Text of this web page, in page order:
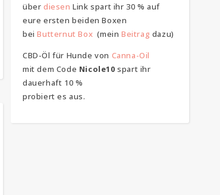
über diesen Link spart ihr 30 % auf
eure ersten beiden Boxen
beiButternut Box (meinBeitrag dazu)
CBD-Öl für Hunde von Canna-Oil
mit dem Code Nicole10 spart ihr
dauerhaft 10 %
probiert es aus.